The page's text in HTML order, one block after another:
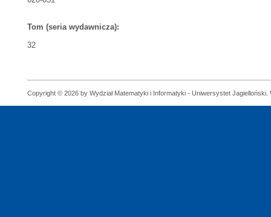
Tom (seria wydawnicza):
32
Copyright © 2026 by Wydział Matematyki i Informatyki - Uniwersystet